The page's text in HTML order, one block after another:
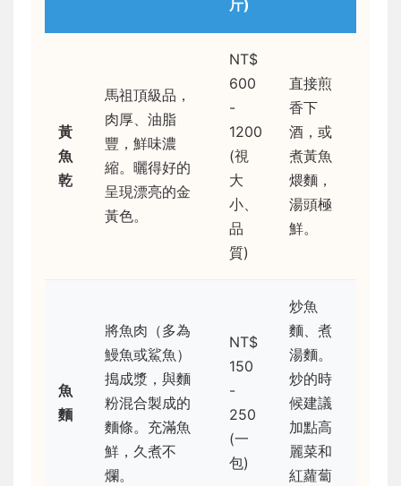
斤)
黃
魚
乾
馬祖頂級品，
肉厚、油脂
豐，鮮味濃
縮。曬得好的
呈現漂亮的金
黃色。
NT$
600
-
1200
(視
大
小、
品
質)
直接煎
香下
酒，或
煮黃魚
煨麵，
湯頭極
鮮。
魚
麵
將魚肉（多為
鰻魚或鯊魚）
搗成漿，與麵
粉混合製成的
麵條。充滿魚
鮮，久煮不
爛。
NT$
150
-
250
(一
包)
炒魚
麵、煮
湯麵。
炒的時
候建議
加點高
麗菜和
紅蘿蔔